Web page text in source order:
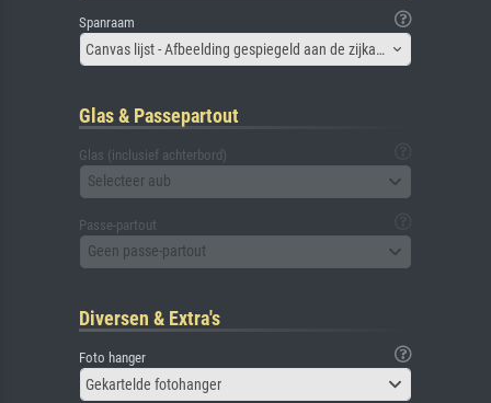
Spanraam
Canvas lijst - Afbeelding gespiegeld aan de zijkant
Glas & Passepartout
Glas (inclusief achterbord)
Selecteer aub
Passe-partout
Geen passe-partout
Diversen & Extra's
Foto hanger
Gekartelde fotohanger